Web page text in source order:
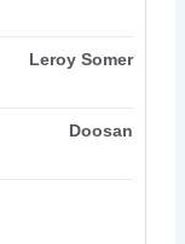
Leroy Somer
Doosan